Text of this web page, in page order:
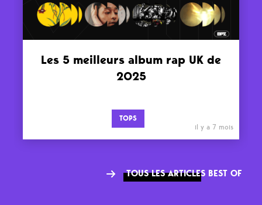
Les 5 meilleurs album rap UK de
2025
TOPS
il y a 7 mois
TOUS LES ARTICLES BEST OF